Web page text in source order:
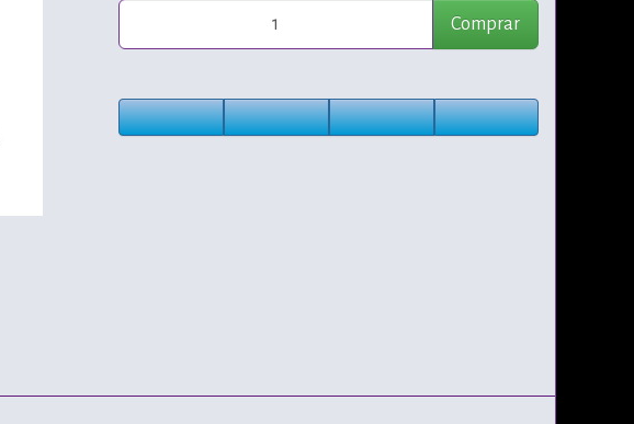
Comprar